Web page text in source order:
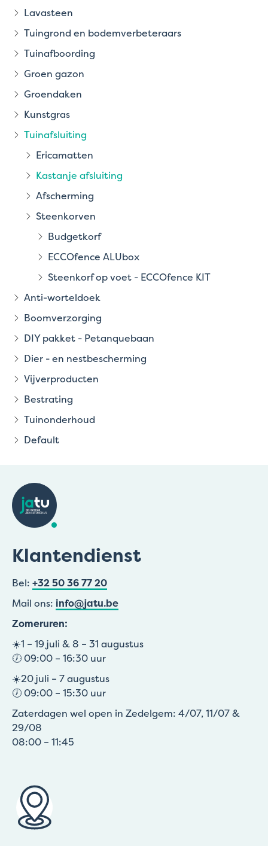
Lavasteen
Tuingrond en bodemverbeteraars
Tuinafboording
Groen gazon
Groendaken
Kunstgras
Tuinafsluiting
Ericamatten
Kastanje afsluiting
Afscherming
Steenkorven
Budgetkorf
ECCOfence ALUbox
Steenkorf op voet - ECCOfence KIT
Anti-worteldoek
Boomverzorging
DIY pakket - Petanquebaan
Dier - en nestbescherming
Vijverproducten
Bestrating
Tuinonderhoud
Default
Klantendienst
Bel: +32 50 36 77 20
Mail ons: info@jatu.be
Zomeruren:
☀️1 – 19 juli & 8 – 31 augustus
🕖 09:00 – 16:30 uur
☀️20 juli – 7 augustus
🕖 09:00 – 15:30 uur
Zaterdagen wel open in Zedelgem: 4/07, 11/07 &
29/08
08:00 – 11:45